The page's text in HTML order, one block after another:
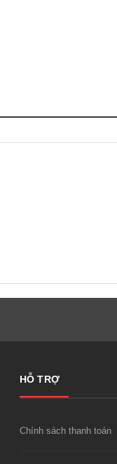
HỖ TRỢ
Chính sách thanh toán